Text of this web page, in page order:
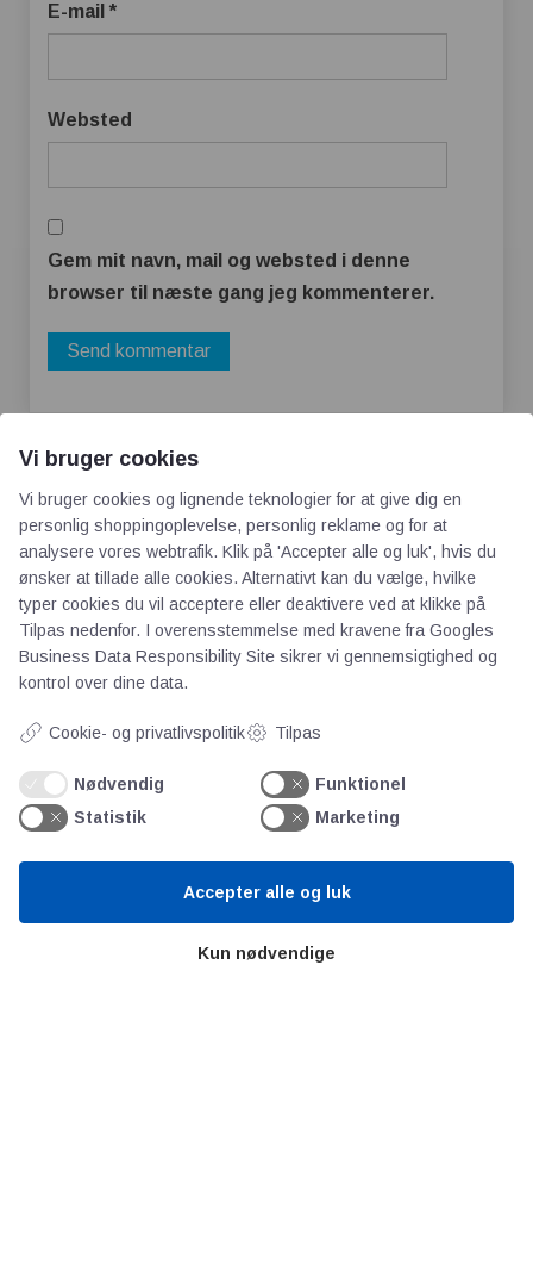
E-mail *
Websted
Gem mit navn, mail og websted i denne
browser til næste gang jeg kommenterer.
AOT
Om os
Priser
Persondata
Videncentre
Teknologisk Institut
Bitva
Vi bruger cookies
Vi bruger cookies og lignende teknologier for at give dig en
personlig shoppingoplevelse, personlig reklame og for at
analysere vores webtrafik. Klik på 'Accepter alle og luk', hvis du
ønsker at tillade alle cookies. Alternativt kan du vælge, hvilke
typer cookies du vil acceptere eller deaktivere ved at klikke på
Tilpas nedenfor. I overensstemmelse med kravene fra Googles
Business Data Responsibility Site sikrer vi gennemsigtighed og
kontrol over dine data.
Cookie- og privatlivspolitik Tilpas
Nødvendig
Funktionel
Statistik
Marketing
Kun nødvendige
Accepter alle og luk